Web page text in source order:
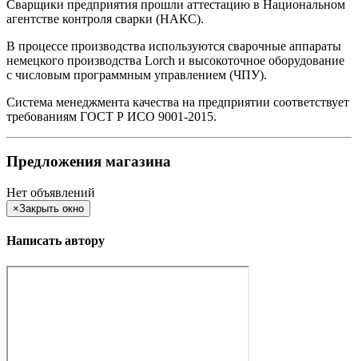
Сварщики предприятия прошли аттестацию в Национальном
агентстве контроля сварки (НАКС).
В процессе производства используются сварочные аппараты
немецкого производства Lorch и высокоточное оборудование
с числовым программным управлением (ЧПУ).
Система менеджмента качества на предприятии соответствует
требованиям ГОСТ Р ИСО 9001-2015.
Предложения магазина
Нет объявлений
×Закрыть окно
Написать автору